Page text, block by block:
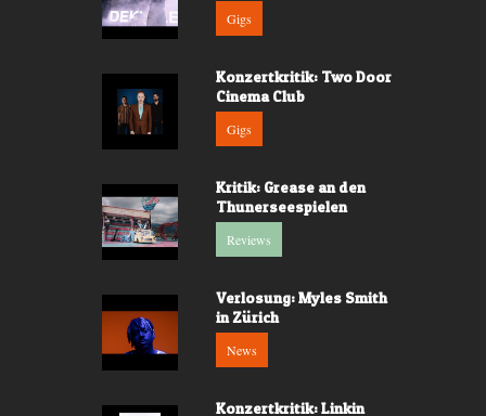
Gigs
Konzertkritik: Two Door
Cinema Club
Gigs
Kritik: Grease an den
Thunerseespielen
Reviews
Verlosung: Myles Smith
in Zürich
News
Konzertkritik: Linkin